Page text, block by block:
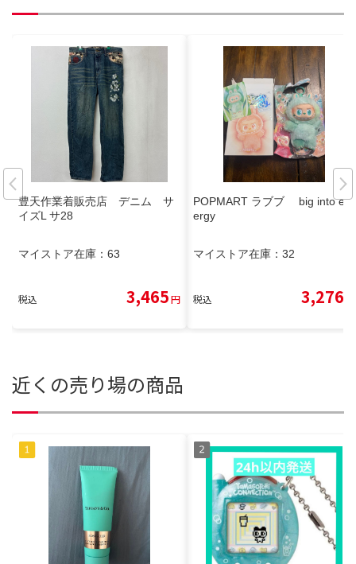
豊天作業着販売店 デニム サ
イズL サ28
マイストア在庫： 63
税込 3,465円
POPMART ラブブ big into en
ergy
マイストア在庫： 32
税込 3,276
近くの売り場の商品